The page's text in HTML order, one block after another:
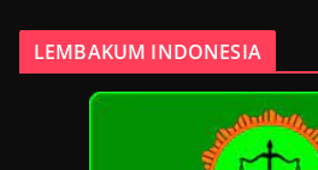
LEMBAKUM INDONESIA